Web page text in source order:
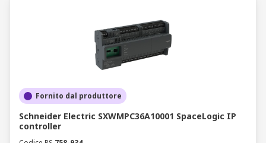
Fornito dal produttore
Schneider Electric SXWMPC36A10001 SpaceLogic IP
controller